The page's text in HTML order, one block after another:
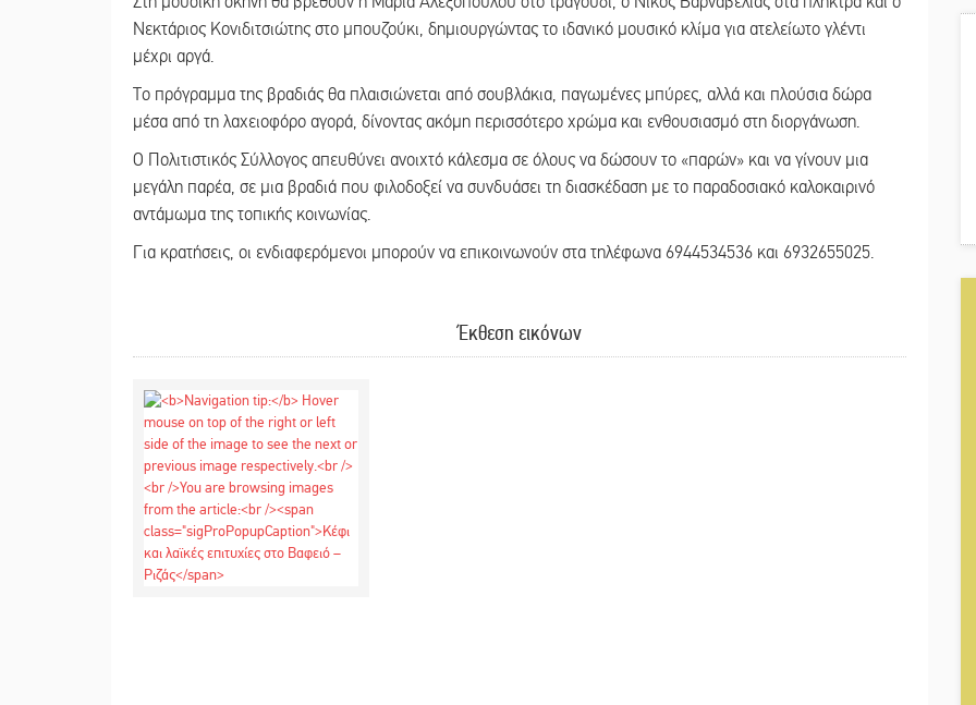
Νεκτάριος Κονιδιτσιώτης στο μπουζούκι, δημιουργώντας το ιδανικό μουσικό κλίμα για ατελείωτο γλέντι
μέχρι αργά.
Το πρόγραμμα της βραδιάς θα πλαισιώνεται από σουβλάκια, παγωμένες μπύρες, αλλά και πλούσια δώρα
μέσα από τη λαχειοφόρο αγορά, δίνοντας ακόμη περισσότερο χρώμα και ενθουσιασμό στη διοργάνωση.
Ο Πολιτιστικός Σύλλογος απευθύνει ανοιχτό κάλεσμα σε όλους να δώσουν το «παρών» και να γίνουν μια
μεγάλη παρέα, σε μια βραδιά που φιλοδοξεί να συνδυάσει τη διασκέδαση με το παραδοσιακό καλοκαιρινό
αντάμωμα της τοπικής κοινωνίας.
Για κρατήσεις, οι ενδιαφερόμενοι μπορούν να επικοινωνούν στα τηλέφωνα 6944534536 και 6932655025.
Έκθεση εικόνων